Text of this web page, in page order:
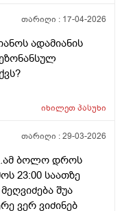
ვიყავი
რჩევა მომცეთ
წინასწარ
თარიღი : 17-04-2026
ადამიანის
იხილეთპასუხი
თარიღი :29-03-2026
ბოლო დროს
23:00 საათზე
შუა
ვერ ვიძინებ